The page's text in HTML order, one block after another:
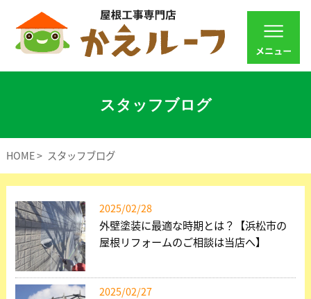
スタッフブログ
HOME スタッフブログ
2025/02/28
外壁塗装に最適な時期とは？【浜松市の
屋根リフォームのご相談は当店へ】
2025/02/27